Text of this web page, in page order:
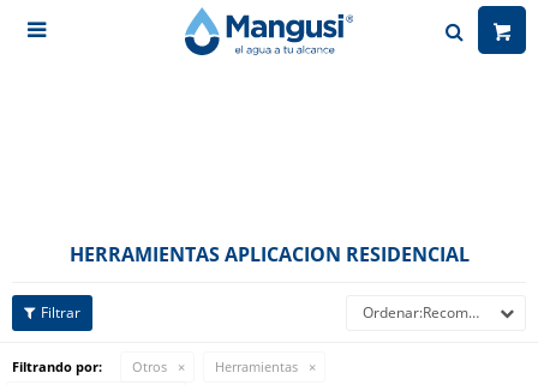

HERRAMIENTAS APLICACION RESIDENCIAL
Recomendados
Filtrando por: Otros
Herramientas